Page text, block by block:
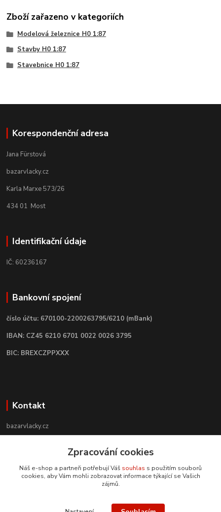
Zboží zařazeno v kategoriích
Modelová železnice H0 1:87
Stavby H0 1:87
Stavebnice H0 1:87
Korespondenční adresa
Jana Fürstová
bazarvlacky.cz
Karla Marxe 573/26
434 01 Most
Identifikační údaje
IČ: 60236167
Bankovní spojení
číslo účtu: 670100-2200263795/6210 (mBank)
IBAN: CZ45 6210 6701 0022 0026 3795
BIC: BREXCZPPXXX
Kontakt
bazarvlacky.cz
+420 774 141 314
info@bazarvlacky.cz
Zpracování cookies
Náš e-shop a partneři potřebují Váš souhlas s použitím souborů
cookies, aby Vám mohli zobrazovat informace týkající se Vašich
zájmů.